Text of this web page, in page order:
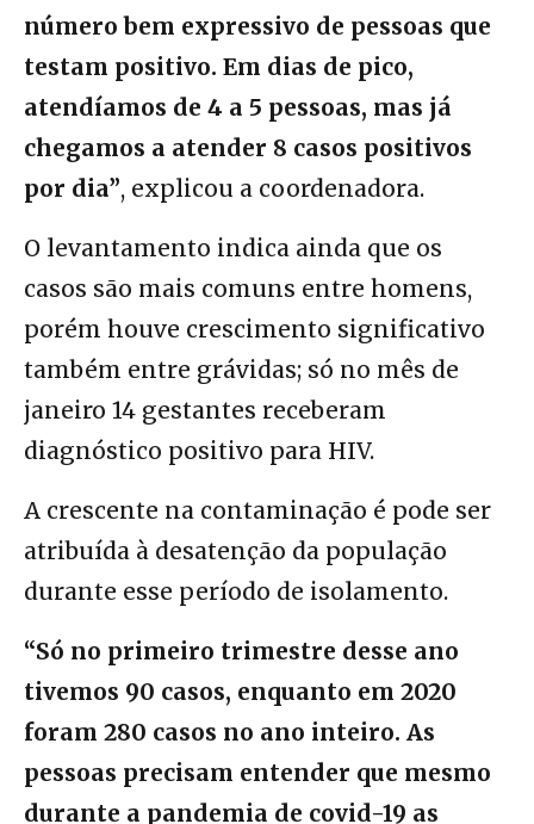
número bem expressivo de pessoas que
testam positivo. Em dias de pico,
atendíamos de 4 a 5 pessoas, mas já
chegamos a atender 8 casos positivos
por dia”, explicou a coordenadora.
O levantamento indica ainda que os
casos são mais comuns entre homens,
porém houve crescimento significativo
também entre grávidas; só no mês de
janeiro 14 gestantes receberam
diagnóstico positivo para HIV.
A crescente na contaminação é pode ser
atribuída à desatenção da população
durante esse período de isolamento.
“Só no primeiro trimestre desse ano
tivemos 90 casos, enquanto em 2020
foram 280 casos no ano inteiro. As
pessoas precisam entender que mesmo
durante a pandemia de covid-19 as